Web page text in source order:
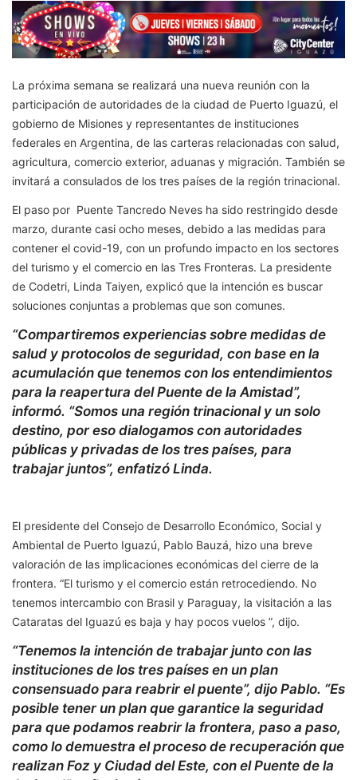
La próxima semana se realizará una nueva reunión con la
participación de autoridades de la ciudad de Puerto Iguazú, el
gobierno de Misiones y representantes de instituciones
federales en Argentina, de las carteras relacionadas con salud,
agricultura, comercio exterior, aduanas y migración. También se
invitará a consulados de los tres países de la región trinacional.
El paso por Puente Tancredo Neves ha sido restringido desde
marzo, durante casi ocho meses, debido a las medidas para
contener el covid-19, con un profundo impacto en los sectores
del turismo y el comercio en las Tres Fronteras. La presidente
de Codetri, Linda Taiyen, explicó que la intención es buscar
soluciones conjuntas a problemas que son comunes.
“Compartiremos experiencias sobre medidas de
salud y protocolos de seguridad, con base en la
acumulación que tenemos con los entendimientos
para la reapertura del Puente de la Amistad”,
informó. “Somos una región trinacional y un solo
destino, por eso dialogamos con autoridades
públicas y privadas de los tres países, para
trabajar juntos”, enfatizó Linda.
El presidente del Consejo de Desarrollo Económico, Social y
Ambiental de Puerto Iguazú, Pablo Bauzá, hizo una breve
valoración de las implicaciones económicas del cierre de la
frontera. “El turismo y el comercio están retrocediendo. No
tenemos intercambio con Brasil y Paraguay, la visitación a las
Cataratas del Iguazú es baja y hay pocos vuelos ”, dijo.
“Tenemos la intención de trabajar junto con las
instituciones de los tres países en un plan
consensuado para reabrir el puente”, dijo Pablo. “Es
posible tener un plan que garantice la seguridad
para que podamos reabrir la frontera, paso a paso,
como lo demuestra el proceso de recuperación que
realizan Foz y Ciudad del Este, con el Puente de la